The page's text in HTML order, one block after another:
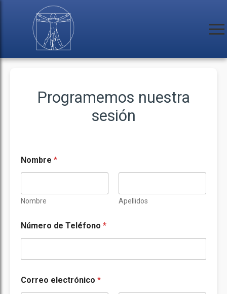
Programemos nuestra
sesión
Nombre *
Nombre Apellidos
Número de Teléfono *
Correo electrónico *